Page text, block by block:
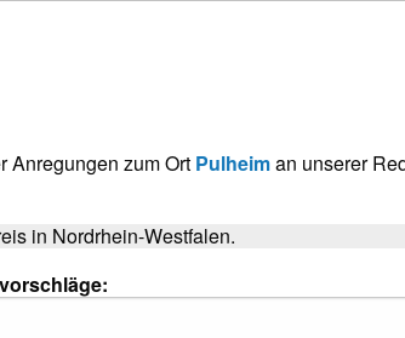
Anregungen zum Ort Pulheiman unserer
in Nordrhein-Westfalen.